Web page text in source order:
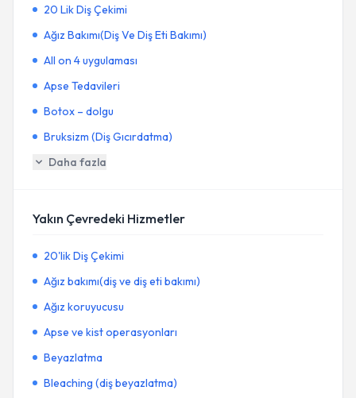
20 Lik Diş Çekimi
Ağız Bakımı(Diş Ve Diş Eti Bakımı)
All on 4 uygulaması
Apse Tedavileri
Botox – dolgu
Bruksizm (Diş Gıcırdatma)
Daha fazla
Yakın Çevredeki Hizmetler
20'lik Diş Çekimi
Ağız bakımı(diş ve diş eti bakımı)
Ağız koruyucusu
Apse ve kist operasyonları
Beyazlatma
Bleaching (diş beyazlatma)